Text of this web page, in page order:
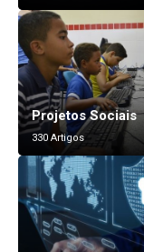
Projetos Sociais
330 Artigos